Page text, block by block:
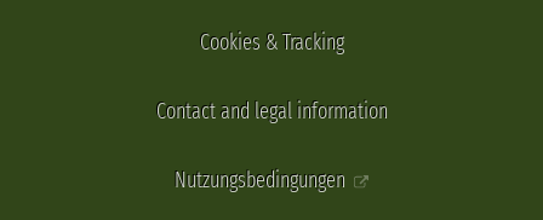
Cookies & Tracking
Contact and legal information
Nutzungsbedingungen